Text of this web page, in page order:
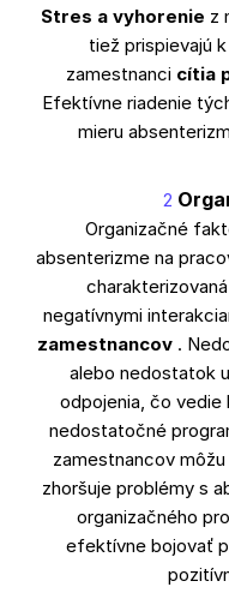
Stres a vyhorenie z
tiež prispievajú
zamestnanci cítia
Efektívne riadenie
mieru
Organizačné
absenterizme na
negatívnymi
zamestnancov.
alebo nedostatok
odpojenia, čo vedie
nedostatočné
zamestnancov
zhoršuje problémy s
organizačného
efektívne bojovať